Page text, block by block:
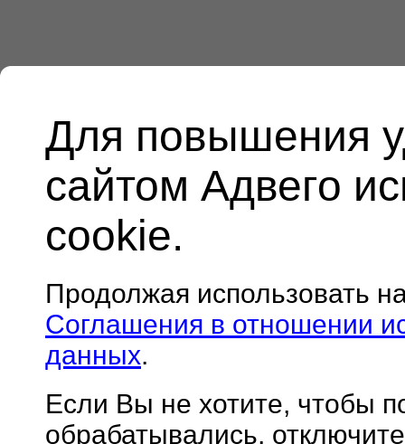
Для повышения
сайтом Адвего
cookie.
Продолжая использовать
Соглашения в отношении
данных.
Если Вы не хотите, чтобы
обрабатывались,